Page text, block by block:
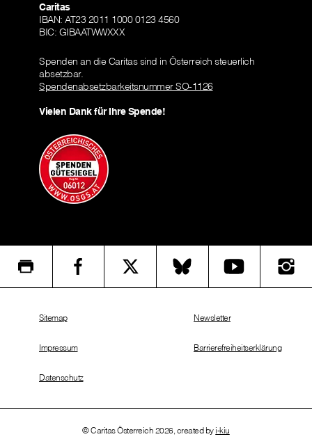
Caritas
IBAN: AT23 2011 1000 0123 4560
BIC: GIBAATWWXXX
Spenden an die Caritas sind in Österreich steuerlich
absetzbar.
Spendenabsetzbarkeitsnummer SO-1126
Vielen Dank für Ihre Spende!
© Caritas Österreich 2026, created by i-kiu
Sitemap
Impressum
Datenschutz
Newsletter
Barrierefreiheitserklärung